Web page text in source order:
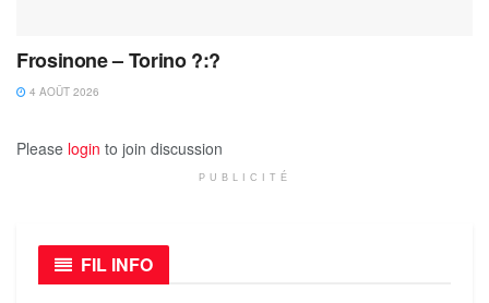
Frosinone – Torino ?:?
4 AOÛT 2026
Please login to join discussion
PUBLICITÉ
FIL INFO